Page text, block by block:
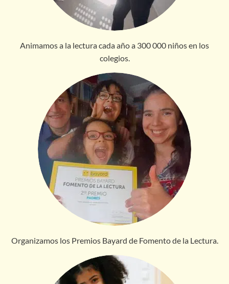
Animamos a la lectura cada año a 300 000 niños en los
colegios.
Organizamos los Premios Bayard de Fomento de la Lectura.